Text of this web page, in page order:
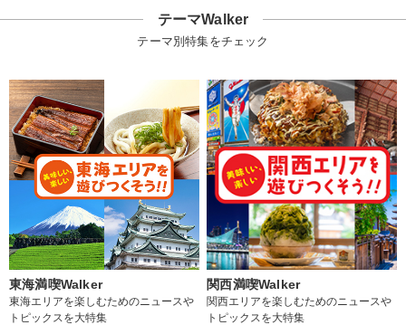
テーマWalker
テーマ別特集をチェック
東海満喫Walker
東海エリアを楽しむためのニュースや
トピックスを大特集
関西満喫Walker
関西エリアを楽しむためのニュースや
トピックスを大特集